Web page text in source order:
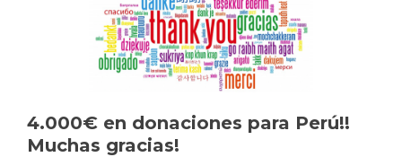
4.000€ en donaciones para Perú!!
Muchas gracias!